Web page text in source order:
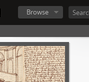
Browse